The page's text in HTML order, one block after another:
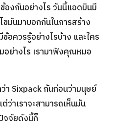
องกันอย่างไร วันนี้แอดมินมี
มันมาบอกกันในการสร้าง
ข้อควรรู้อย่างไรบ้าง และใคร
อย่างไร เรามาฟังคุณหมอ
ว่า Sixpack กันก่อนว่ามนุษย์
ว่าเราจะสามารถเห็นมัน
จจัยดังนี้ก็